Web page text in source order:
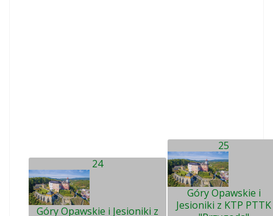
24
Góry Opawskie i Jesioniki z
25
Góry Opawskie i
Jesioniki z KTP PTTK